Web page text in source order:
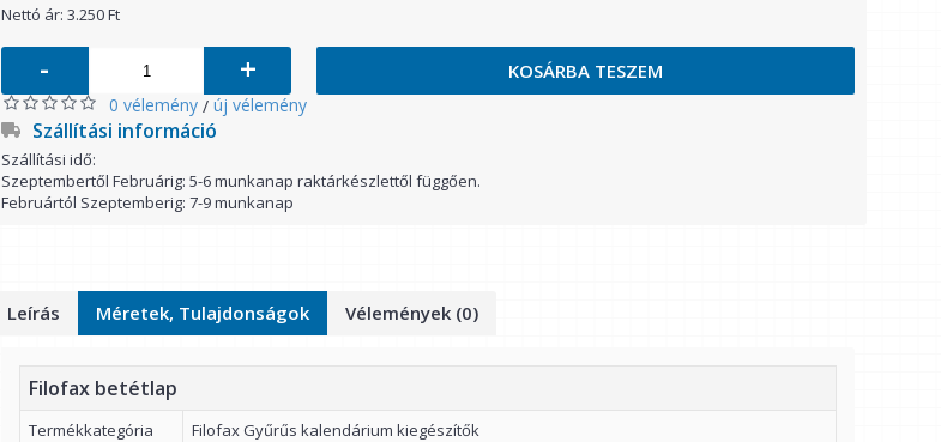
Nettó ár: 3.250 Ft
- + KOSÁRBA TESZEM
0 vélemény / új vélemény
Szállítási információ
Szállítási idő:
Szeptembertől Februárig: 5-6 munkanap raktárkészlettől függően.
Februártól Szeptemberig: 7-9 munkanap
Leírás Méretek, Tulajdonságok Vélemények (0)
Filofax betétlap
Termékkategória
Filofax Gyűrűs kalendárium kiegészítők